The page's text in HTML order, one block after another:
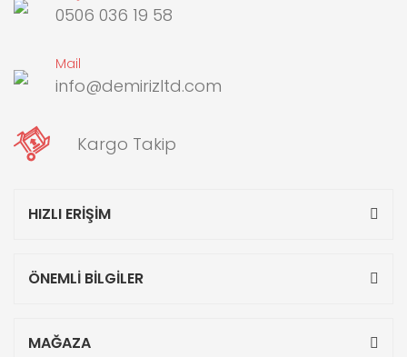
0506 036 19 58
Mail
info@demirizltd.com
Kargo Takip
HIZLI ERİŞİM
ÖNEMLİ BİLGİLER
MAĞAZA